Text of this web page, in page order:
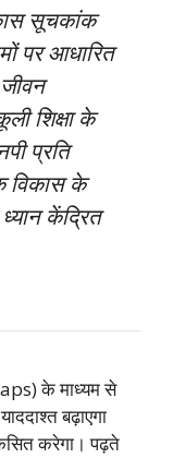
सूचकांक
पर आधारित
शिक्षा के
प्रति
विकास के
केंद्रित
के माध्यम से
बढ़ाएगा
करेगा। पढ़ते